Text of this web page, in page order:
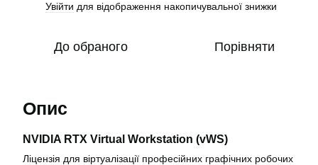
Увійти для відображення накопичувальної знижки
До обраного Порівняти
Опис
NVIDIA RTX Virtual Workstation (vWS)
Ліцензія для віртуалізації професійних графічних робочих